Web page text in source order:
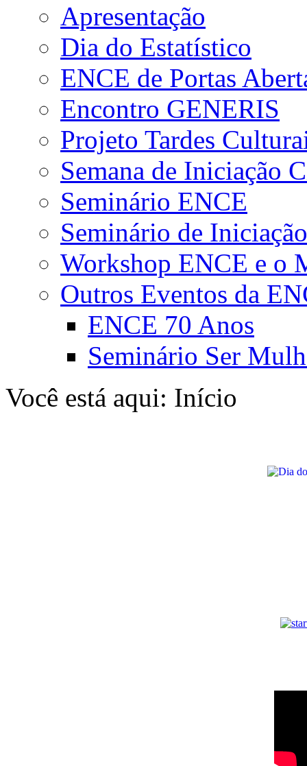
Apresentação
Dia do Estatístico
ENCE de Portas
Encontro GENERIS
Projeto Tardes
Semana de Iniciação
Seminário ENCE
Seminário de
Workshop ENCE e o
Outros Eventos da
ENCE 70 Anos
Seminário Ser
Você está aqui: Início